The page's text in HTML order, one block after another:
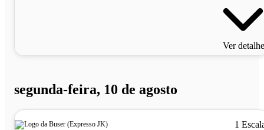
Ver
segunda-feira, 10 de agosto
1